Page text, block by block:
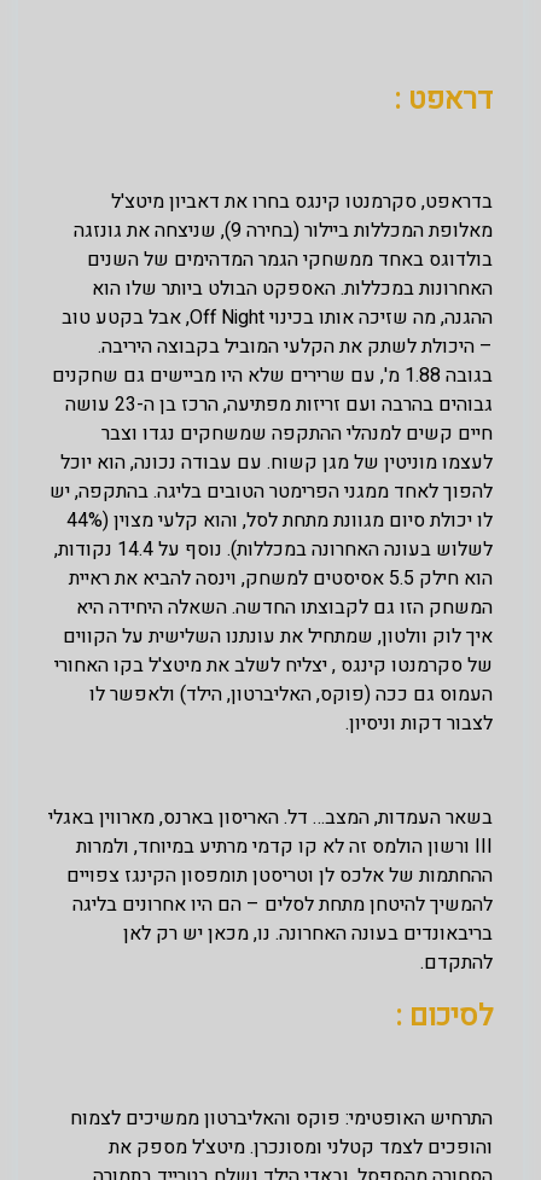
דראפט :
בדראפט, סקרמנטו קינגס בחרו את דאביון מיטצ'ל
מאלופת המכללות ביילור (בחירה 9), שניצחה את גונזגה
בולדוגס באחד ממשחקי הגמר המדהימים של השנים
האחרונות במכללות. האספקט הבולט ביותר שלו הוא
ההגנה, מה שזיכה אותו בכינוי Off Night, אבל בקטע טוב
– היכולת לשתק את הקלעי המוביל בקבוצה היריבה.
בגובה 1.88 מ', עם שרירים שלא היו מביישים גם שחקנים
גבוהים בהרבה ועם זריזות מפתיעה, הרכז בן ה-23 עושה
חיים קשים למנהלי ההתקפה שמשחקים נגדו וצבר
לעצמו מוניטין של מגן קשוח. עם עבודה נכונה, הוא יוכל
להפוך לאחד ממגני הפרימטר הטובים בליגה. בהתקפה, יש
לו יכולת סיום מגוונת מתחת לסל, והוא קלעי מצוין (44%
לשלוש בעונה האחרונה במכללות). נוסף על 14.4 נקודות,
הוא חילק 5.5 אסיסטים למשחק, וינסה להביא את ראיית
המשחק הזו גם לקבוצתו החדשה. השאלה היחידה היא
איך לוק וולטון, שמתחיל את עונתנו השלישית על הקווים
של סקרמנטו קינגס , יצליח לשלב את מיטצ'ל בקו האחורי
העמוס גם ככה (פוקס, האליברטון, הילד) ולאפשר לו
לצבור דקות וניסיון.
בשאר העמדות, המצב… דל. האריסון בארנס, מארווין באגלי
III ורשון הולמס זה לא קו קדמי מרתיע במיוחד, ולמרות
ההחתמות של אלכס לן וטריסטן תומפסון הקינגז צפויים
להמשיך להיטחן מתחת לסלים – הם היו אחרונים בליגה
בריבאונדים בעונה האחרונה. נו, מכאן יש רק לאן
להתקדם.
לסיכום :
התרחיש האופטימי: פוקס והאליברטון ממשיכים לצמוח
והופכים לצמד קטלני ומסונכרן. מיטצ'ל מספק את